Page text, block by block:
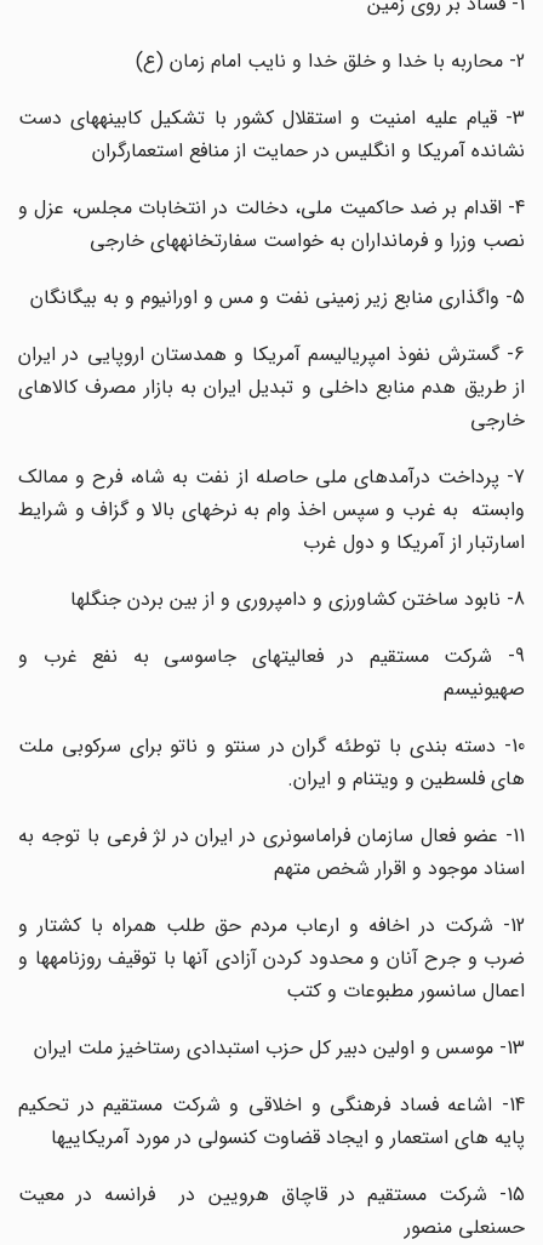
3- قیام علیه امنیت و استقلال کشور با تشکیل کابینه­های دست
نشانده آمریکا و انگلیس در حمایت از منافع استعمارگران
4- اقدام بر ضد حاکمیت ملی، دخالت در انتخابات مجلس، عزل و
نصب وزرا و فرمانداران به خواست سفارتخانه­های خارجی
6- گسترش نفوذ امپریالیسم آمریکا و همدستان اروپایی در ایران
از طریق هدم منابع داخلی و تبدیل ایران به بازار مصرف کالاهای
خارجی
7- پرداخت درآمدهای ملی حاصله از نفت به شاه، فرح و ممالک
وابسته به غرب و سپس اخذ وام به نرخ­های بالا و گزاف و شرایط
اسارت­بار از آمریکا و دول غرب
9- شرکت مستقیم در فعالیت­های جاسوسی به نفع غرب و
صهیونیسم
10- دسته­ بندی با توطئه گران در سنتو و ناتو برای سرکوبی ملت
های فلسطین و ویتنام و ایران.
11- عضو فعال سازمان فراماسونری در ایران در لژ فرعی با توجه به
اسناد موجود و اقرار شخص متهم
12- شرکت در اخافه و ارعاب مردم حق طلب همراه با کشتار و
ضرب و جرح آنان و محدود کردن آزادی آنها با توقیف روزنامه­ها و
اعمال سانسور مطبوعات و کتب
14- اشاعه فساد فرهنگی و اخلاقی و شرکت مستقیم در تحکیم
پایه های استعمار و ایجاد قضاوت کنسولی در مورد آمریکایی­ها
15- شرکت مستقیم در قاچاق هرویین در فرانسه در معیت
حسنعلی منصور